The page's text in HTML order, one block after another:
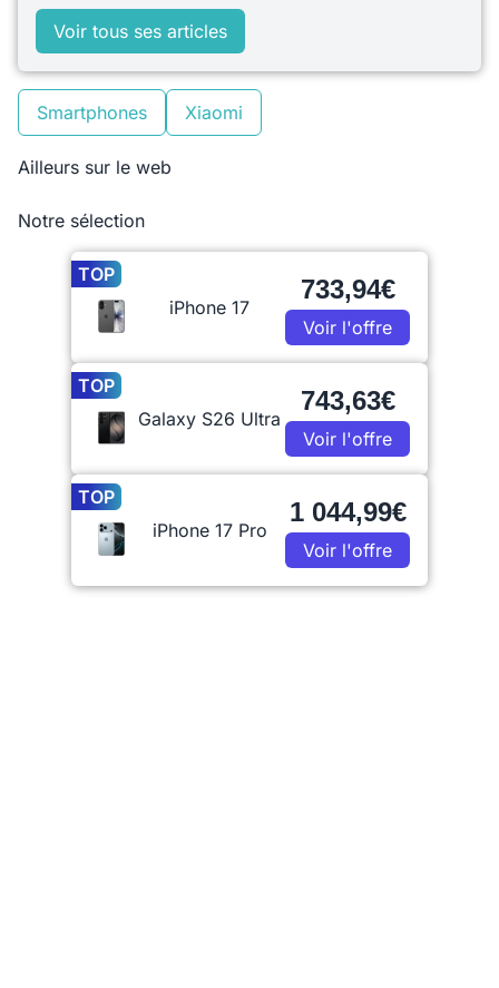
Voir tous ses articles
Smartphones Xiaomi
Ailleurs sur le web
Notre sélection
TOP
iPhone 17
733,94€
Voir l'offre
TOP
Galaxy S26 Ultra
743,63€
Voir l'offre
TOP
iPhone 17 Pro
1 044,99€
Voir l'offre